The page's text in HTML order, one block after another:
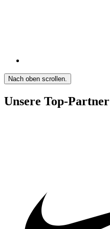
Nach oben scrollen.
Unsere Top-Partner